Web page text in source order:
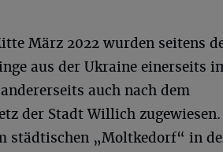
März 2022 wurden seitens
aus der Ukraine einerseits
auch nach dem
der Stadt Willich zugewiesen.
städtischen „Moltkedorf“ in